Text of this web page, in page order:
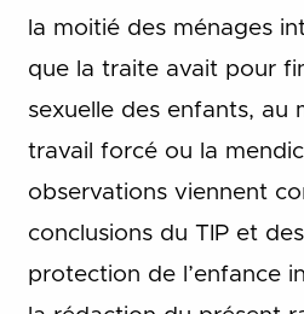
la moitié des ménages
que la traite avait pour
sexuelle des enfants, au
travail forcé ou la
observations viennent
conclusions du TIP et
protection de l’enfance